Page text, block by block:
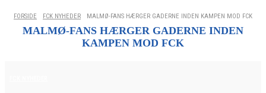
FORSIDE FCK NYHEDER MALMØ-FANS HÆRGER GADERNE INDEN KAMPEN MOD FCK
MALMØ-FANS HÆRGER GADERNE INDEN
KAMPEN MOD FCK